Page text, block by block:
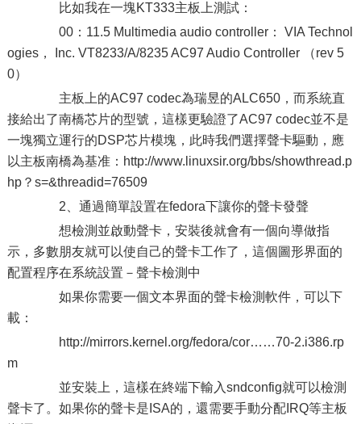
比如我在一塊KT333主板上測試：
00：11.5 Multimedia audio controller： VIA Technol
ogies， Inc. VT8233/A/8235 AC97 Audio Controller （rev 5
0）
主板上的AC97 codec為瑞昱的ALC650，而系統直
接給出了南橋芯片的型號，這樣更驗證了AC97 codec並不是
一塊獨立運行的DSP芯片模塊，此時我們選擇聲卡驅動，應
以主板南橋為基准：http://www.linuxsir.org/bbs/showthread.p
hp？s=&threadid=76509
2、通過簡單設置在fedora下讓你的聲卡發聲
想檢測並啟動聲卡，安裝後就會有一個向導做指
示，多數朋友就可以使自己的聲卡工作了，這個圖形界面的
配置程序在系統設置－聲卡檢測中
如果你需要一個文本界面的聲卡檢測軟件，可以下
載：
http://mirrors.kernel.org/fedora/cor……70-2.i386.rp
m
並安裝上，這樣在終端下輸入sndconfig就可以檢測
聲卡了。如果你的聲卡是ISA的，還需要手動分配IRQ等主板